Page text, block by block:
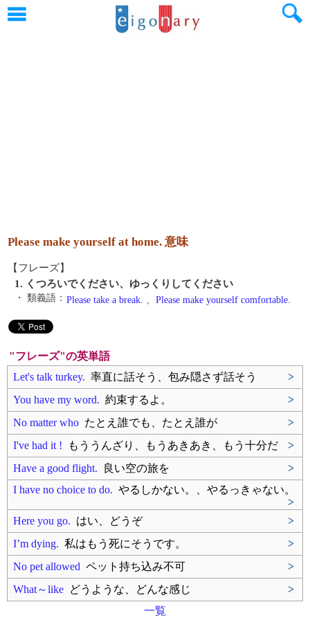
Please make yourself at home. 意味
【フレーズ】
1. くつろいでください、ゆっくりしてください
・ 類義語： Please take a break. 、 Please make yourself comfortable.
"フレーズ"の英単語
Let's talk turkey. 率直に話そう、包み隠さず話そう
>
You have my word. 約束するよ。
>
No matter who たとえ誰でも、たとえ誰が
>
I've had it ! もううんざり、もうあきあき、もう十分だ
>
Have a good flight. 良い空の旅を
>
I have no choice to do. やるしかない。、やるっきゃない。
>
Here you go. はい、どうぞ
>
I’m dying. 私はもう死にそうです。
>
No pet allowed ペット持ち込み不可
>
What～like どうような、どんな感じ
>
一覧